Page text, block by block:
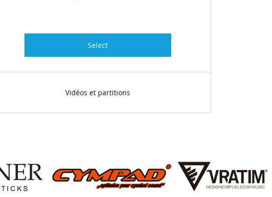
Select
Vidéos et partitions